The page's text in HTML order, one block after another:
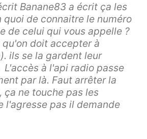
Banane83 a écrit ça les
quoi de connaitre le numéro
de celui qui vous appelle ?
qu'on doit accepter à
ils se la gardent leur
à l'api radio passe
par là. Faut arrêter la
ça ne touche pas les
l'agresse pas il demande